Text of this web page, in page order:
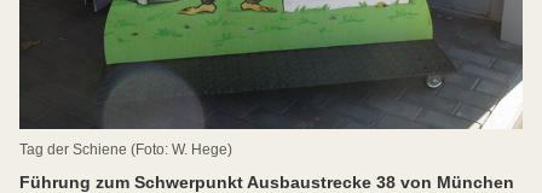
Tag der Schiene (Foto: W. Hege)
Führung zum Schwerpunkt Ausbaustrecke 38 von München